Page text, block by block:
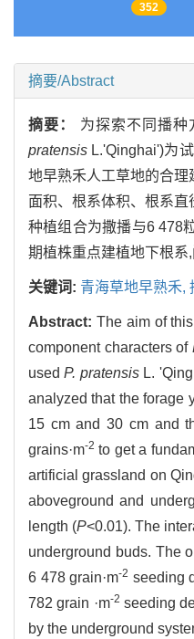
352
摘要/Abstract
摘要： 为探索不同播
pratensis L.'Qinghai')为
地早熟禾人工草地的合
面积、根系体积、根系
种植组合为撒播与6 478
期植株重点建植地下根系
关键词: 青海草地早熟禾,
Abstract: The aim of
component characters of
usedP. pratensisL.
analyzed that the forage
15 cm and 30 cm and
grains·m-2 to get a
artificial grassland on
aboveground and
length (P<0.01). The
underground buds. The
6 478 grain·m-2 seeding
782 grain ·m-2 seeding
by the underground